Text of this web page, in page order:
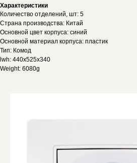
Характеристики
Количество отделений, шт: 5
Страна производства: Китай
Основной цвет корпуса: синий
Основной материал корпуса: пластик
Тип: Комод
lwh: 440x525x340
Weight: 6080g